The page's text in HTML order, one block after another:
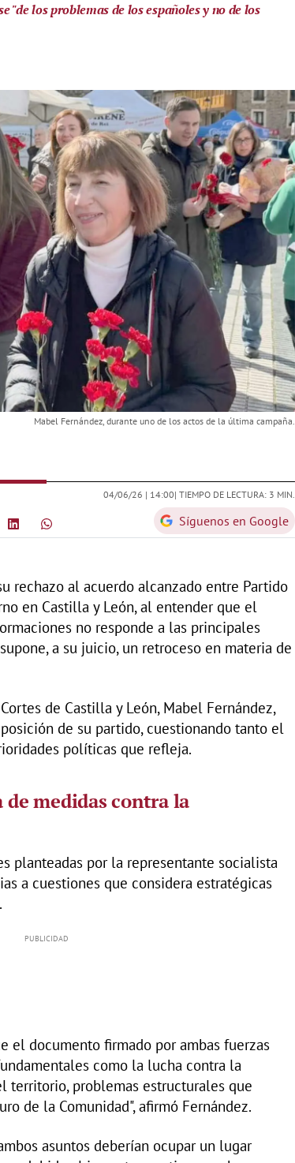
"de los problemas de los españoles y no de los
Mabel Fernández, durante uno de los actos de la última campaña.
04/06/26 | 14:00| TIEMPO DE LECTURA: 3 MIN.
Síguenos en Google
rechazo al acuerdo alcanzado entre Partido
en Castilla y León, al entender que el
no responde a las principales
a su juicio, un retroceso en materia de
de Castilla y León, Mabel Fernández,
de su partido, cuestionando tanto el
políticas que refleja.
medidas contra la
planteadas por la representante socialista
a cuestiones que considera estratégicas
el documento firmado por ambas fuerzas
como la lucha contra la
territorio, problemas estructurales que
de la Comunidad", afirmó Fernández.
asuntos deberían ocupar un lugar